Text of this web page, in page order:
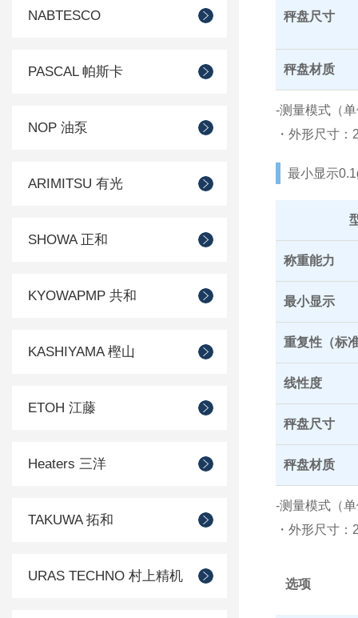
NABTESCO
PASCAL 帕斯卡
NOP 油泵
ARIMITSU 有光
SHOWA 正和
KYOWAPMP 共和
KASHIYAMA 樫山
ETOH 江藤
Heaters 三洋
TAKUWA 拓和
URAS TECHNO 村上精机
秤盘尺寸
秤盘材质
-测量模式（
・外形尺寸
最小显示
称重能力
最小显示
重复性（标
线性度
秤盘尺寸
秤盘材质
-测量模式（
・外形尺寸
选项